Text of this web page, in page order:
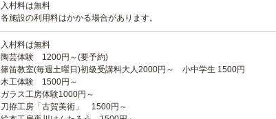
入村料は無料
各施設の利用料はかかる場合があります。
入村料は無料
陶芸体験 1200円～(要予約)
篠笛教室(毎週土曜日)初級受講料大人2000円～ 小中学生 1500円
木工体験 1500円～
ガラス工房体験1000円～
刀拵工房「古賀美術」 1500円～